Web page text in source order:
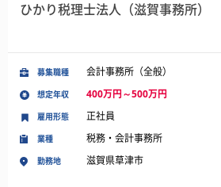
ひかり税理士法人（滋賀事務所）
募集職種 会計事務所（全般）
想定年収 400万円～500万円
業種 税務・会計事務所
勤務地 滋賀県草津市
雇用形態 正社員